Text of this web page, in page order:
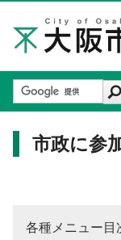
市政に参
各種メニュー目